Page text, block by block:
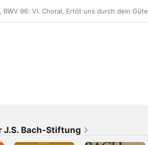
96: VI. Choral, Ertöt uns durch dein Güte
J.S. Bach-Stiftung